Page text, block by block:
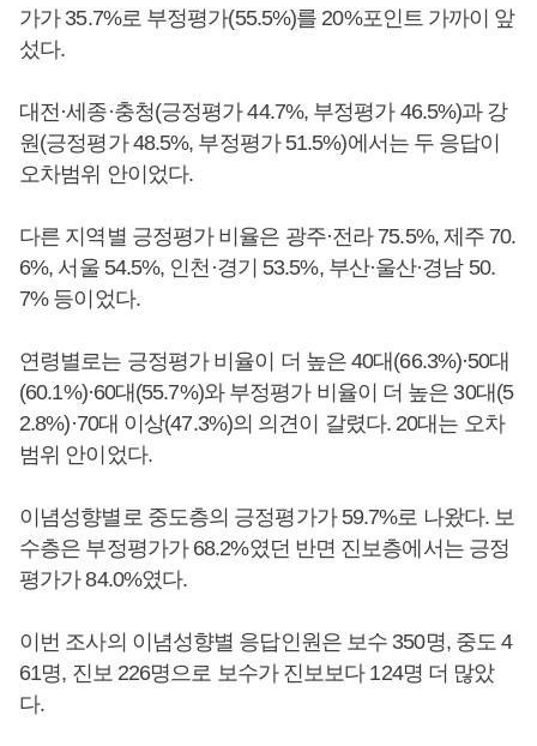
가가 35.7%로 부정평가(55.5%)를 20%포인트 가까이 앞
섰다.
대전·세종·충청(긍정평가 44.7%, 부정평가 46.5%)과 강
원(긍정평가 48.5%, 부정평가 51.5%)에서는 두 응답이
오차범위 안이었다.
다른 지역별 긍정평가 비율은 광주·전라 75.5%, 제주 70.
6%, 서울 54.5%, 인천·경기 53.5%, 부산·울산·경남 50.
7% 등이었다.
연령별로는 긍정평가 비율이 더 높은 40대(66.3%)·50대
(60.1%)·60대(55.7%)와 부정평가 비율이 더 높은 30대(5
2.8%)·70대 이상(47.3%)의 의견이 갈렸다. 20대는 오차
범위 안이었다.
이념성향별로 중도층의 긍정평가가 59.7%로 나왔다. 보
수층은 부정평가가 68.2%였던 반면 진보층에서는 긍정
평가가 84.0%였다.
이번 조사의 이념성향별 응답인원은 보수 350명, 중도 4
61명, 진보 226명으로 보수가 진보보다 124명 더 많았
다.